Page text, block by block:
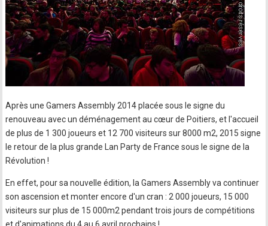
Après une Gamers Assembly 2014 placée sous le signe du
renouveau avec un déménagement au cœur de Poitiers, et l'accueil
de plus de 1 300 joueurs et 12 700 visiteurs sur 8000 m2, 2015 signe
le retour de la plus grande Lan Party de France sous le signe de la
Révolution !
En effet, pour sa nouvelle édition, la Gamers Assembly va continuer
son ascension et monter encore d'un cran : 2 000 joueurs, 15 000
visiteurs sur plus de 15 000m2 pendant trois jours de compétitions